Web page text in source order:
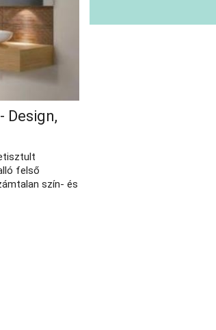
Design,
felső
szín- és